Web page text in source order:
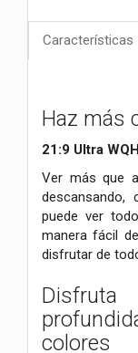
Características
Haz más
21:9 Ultra
Ver más que
puede ver
manera fácil
disfrutar de
colores